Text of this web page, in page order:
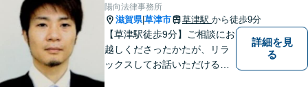
陽向法律事務所
滋賀県|草津市 草津駅 から徒歩9分
【草津駅徒歩9分】ご相談にお
越しくださったかたが、リラ
ックスしてお話いただけるよ
詳細を見
る